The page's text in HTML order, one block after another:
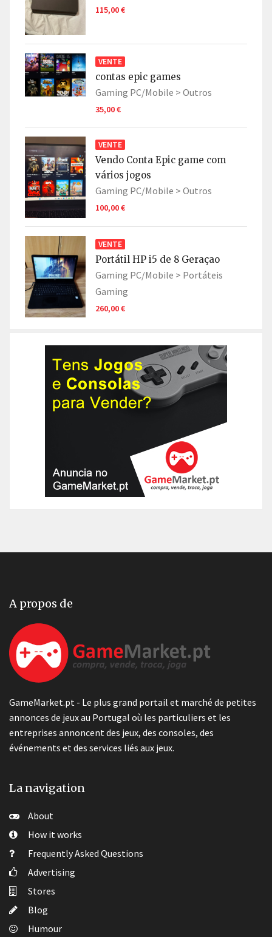
115,00 €
VENTE
contas epic games
Gaming PC/Mobile > Outros
35,00 €
VENTE
Vendo Conta Epic game com
vários jogos
Gaming PC/Mobile > Outros
100,00 €
VENTE
Portátil HP i5 de 8 Geraçao
Gaming PC/Mobile > Portáteis
Gaming
260,00 €
A propos de
GameMarket.pt - Le plus grand portail et marché de petites
annonces de jeux au Portugal où les particuliers et les
entreprises annoncent des jeux, des consoles, des
événements et des services liés aux jeux.
La navigation
About
How it works
Frequently Asked Questions
Advertising
Stores
Blog
Humour